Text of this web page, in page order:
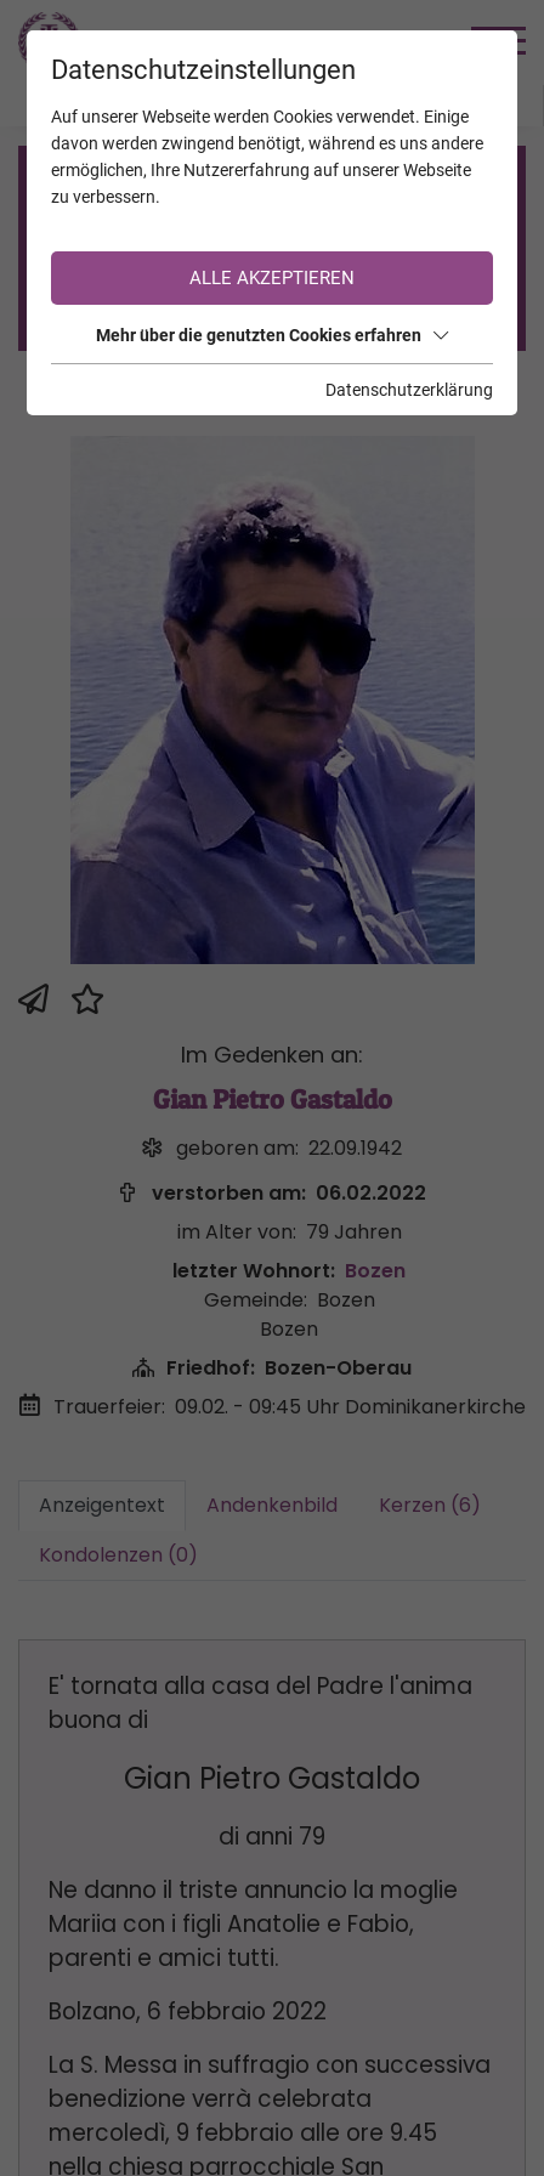
Registrierung auf TrauerHilfe.it
Sie sind noch nicht auf TrauerHilfe.it registriert?
>> zur kostenlosen Registrierung <<
Im Gedenken an:
Gian Pietro Gastaldo
geboren am: 22.09.1942
verstorben am: 06.02.2022
im Alter von: 79 Jahren
letzter Wohnort: Bozen
Gemeinde: Bozen
Bozen
Friedhof: Bozen-Oberau
Trauerfeier: 09.02. - 09:45 Uhr Dominikanerkirche
Anzeigentext Andenkenbild
Kerzen (6)
Kondolenzen (0)
E' tornata alla casa del Padre l'anima
buona di
Gian Pietro Gastaldo
di anni 79
Ne danno il triste annuncio la moglie
Mariia con i figli Anatolie e Fabio,
parenti e amici tutti.
Bolzano, 6 febbraio 2022
La S. Messa in suffragio con successiva
benedizione verrà celebrata
mercoledì, 9 febbraio alle ore 9.45
nella chiesa parrocchiale San
Datenschutzeinstellungen
Auf unserer Webseite werden Cookies verwendet. Einige
davon werden zwingend benötigt, während es uns andere
ermöglichen, Ihre Nutzererfahrung auf unserer Webseite
zu verbessern.
ALLE AKZEPTIEREN
Mehr über die genutzten Cookies erfahren
Datenschutzerklärung
JAHRESTAGE KALENDER VERSTORBENE